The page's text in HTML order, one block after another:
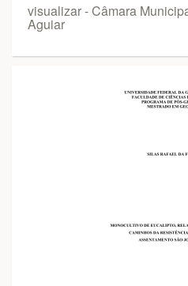
visualizar - Câmara
Aguiar